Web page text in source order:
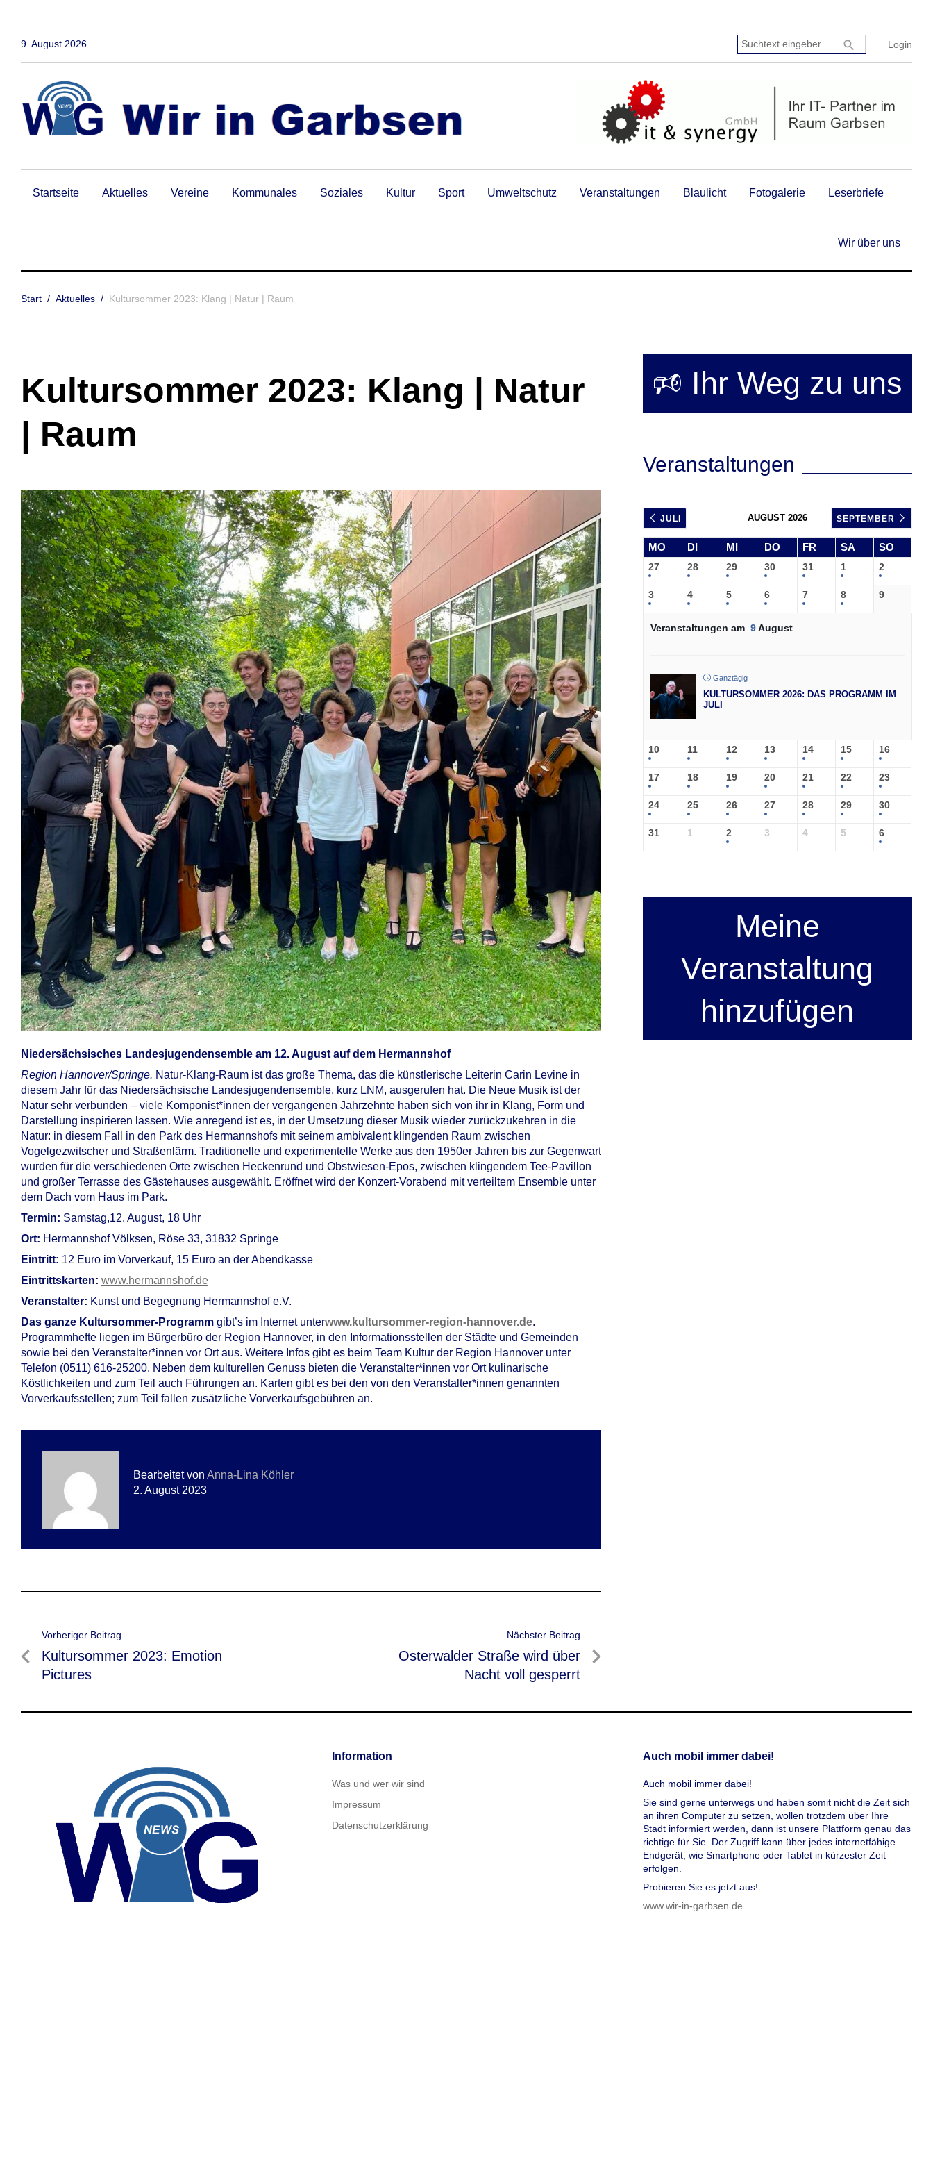
9. August 2026 Login
Suchtext
eingeben:
search
Startseite Aktuelles Vereine Kommunales Soziales Kultur Sport Umweltschutz Veranstaltungen Blaulicht Fotogalerie Leserbriefe
Wir über uns
Start / Aktuelles / Kultursommer 2023: Klang | Natur | Raum
Kultursommer 2023: Klang | Natur
| Raum
Niedersächsisches Landesjugendensemble am 12. August auf dem Hermannshof
Region Hannover/Springe. Natur-Klang-Raum ist das große Thema, das die künstlerische Leiterin Carin Levine in
diesem Jahr für das Niedersächsische Landesjugendensemble, kurz LNM, ausgerufen hat. Die Neue Musik ist der
Natur sehr verbunden – viele Komponist*innen der vergangenen Jahrzehnte haben sich von ihr in Klang, Form und
Darstellung inspirieren lassen. Wie anregend ist es, in der Umsetzung dieser Musik wieder zurückzukehren in die
Natur: in diesem Fall in den Park des Hermannshofs mit seinem ambivalent klingenden Raum zwischen
Vogelgezwitscher und Straßenlärm. Traditionelle und experimentelle Werke aus den 1950er Jahren bis zur Gegenwart
wurden für die verschiedenen Orte zwischen Heckenrund und Obstwiesen-Epos, zwischen klingendem Tee-Pavillon
und großer Terrasse des Gästehauses ausgewählt. Eröffnet wird der Konzert-Vorabend mit verteiltem Ensemble unter
dem Dach vom Haus im Park.
Termin: Samstag,12. August, 18 Uhr
Ort: Hermannshof Völksen, Röse 33, 31832 Springe
Eintritt: 12 Euro im Vorverkauf, 15 Euro an der Abendkasse
Eintrittskarten: www.hermannshof.de
Veranstalter: Kunst und Begegnung Hermannshof e.V.
Das ganze Kultursommer-Programm gibt’s im Internet unterwww.kultursommer-region-hannover.de.
Programmhefte liegen im Bürgerbüro der Region Hannover, in den Informationsstellen der Städte und Gemeinden
sowie bei den Veranstalter*innen vor Ort aus. Weitere Infos gibt es beim Team Kultur der Region Hannover unter
Telefon (0511) 616-25200. Neben dem kulturellen Genuss bieten die Veranstalter*innen vor Ort kulinarische
Köstlichkeiten und zum Teil auch Führungen an. Karten gibt es bei den von den Veranstalter*innen genannten
Vorverkaufsstellen; zum Teil fallen zusätzliche Vorverkaufsgebühren an.
Bearbeitet von Anna-Lina Köhler
2. August 2023
Beitragsnavigation
Vorheriger Beitrag
Vorheriger
Beitrag
Kultursommer 2023: Emotion
Pictures
Nächster Beitrag
Nächster
Osterwalder Straße wird über
Nacht voll gesperrt
🕫 Ihr Weg zu uns
Veranstaltungen
JULI AUGUST 2026 SEPTEMBER
MO DI MI DO FR SA SO
27 28 29 30 31 1 2
3 4 5 6 7 8 9
Veranstaltungen am 9August
Ganztägig
KULTURSOMMER 2026: DAS PROGRAMM IM
JULI
10 11 12 13 14 15 16
17 18 19 20 21 22 23
24 25 26 27 28 29 30
31 1 2 3 4 5 6
Meine
Veranstaltung
hinzufügen
Information
Was und wer wir sind
Impressum
Datenschutzerklärung
Auch mobil immer dabei!
Auch mobil immer dabei!
Sie sind gerne unterwegs und haben somit nicht die Zeit sich
an ihren Computer zu setzen, wollen trotzdem über Ihre
Stadt informiert werden, dann ist unsere Plattform genau das
richtige für Sie. Der Zugriff kann über jedes internetfähige
Endgerät, wie Smartphone oder Tablet in kürzester Zeit
erfolgen.
Probieren Sie es jetzt aus!
www.wir-in-garbsen.de